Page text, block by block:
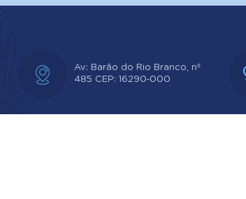
Av: Barão do Rio Branco, nº
485 CEP: 16290‐000